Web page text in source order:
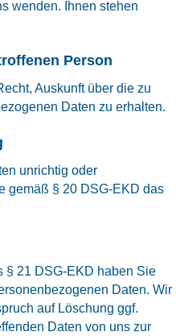
wenden. Ihnen stehen
Person
Auskunft über die zu
Daten zu erhalten.
unrichtig oder
gemäß § 20 DSG-EKD das
§ 21 DSG-EKD haben Sie
Daten. Wir
auf Löschung ggf.
Daten von uns zur